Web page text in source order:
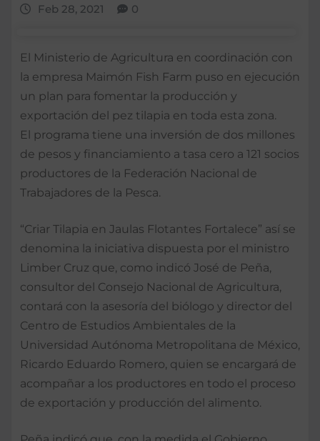
Feb 28, 2021 0
El Ministerio de Agricultura en coordinación con
la empresa Maimón Fish Farm puso en ejecución
un plan para fomentar la producción y
exportación del pez tilapia en toda esta zona.
El programa tiene una inversión de dos millones
de pesos y financiamiento a tasa cero a 121 socios
productores de la Federación Nacional de
Trabajadores de la Pesca.
“Criar Tilapia en Jaulas Flotantes Fortalece” así se
denomina la iniciativa dispuesta por el ministro
Limber Cruz que, como indicó José de Peña,
consultor del Consejo Nacional de Agricultura,
contará con la asesoría del biólogo y director del
Centro de Estudios Ambientales de la
Universidad Autónoma Metropolitana de México,
Ricardo Eduardo Romero, quien se encargará de
acompañar a los productores en todo el proceso
de exportación y producción del alimento.